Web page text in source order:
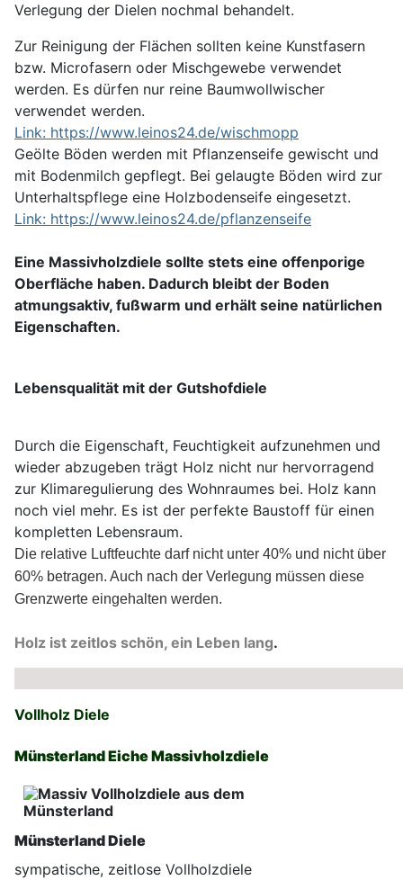
Verlegung der Dielen nochmal behandelt.
Zur Reinigung der Flächen sollten keine Kunstfasern
bzw. Microfasern oder Mischgewebe verwendet
werden. Es dürfen nur reine Baumwollwischer
verwendet werden.
Link: https://www.leinos24.de/wischmopp
Geölte Böden werden mit Pflanzenseife gewischt und
mit Bodenmilch gepflegt. Bei gelaugte Böden wird zur
Unterhaltspflege eine Holzbodenseife eingesetzt.
Link: https://www.leinos24.de/pflanzenseife
Eine Massivholzdiele sollte stets eine offenporige
Oberfläche haben. Dadurch bleibt der Boden
atmungsaktiv, fußwarm und erhält seine natürlichen
Eigenschaften.
Lebensqualität mit der Gutshofdiele
Durch die Eigenschaft, Feuchtigkeit aufzunehmen und
wieder abzugeben trägt Holz nicht nur hervorragend
zur Klimaregulierung des Wohnraumes bei. Holz kann
noch viel mehr. Es ist der perfekte Baustoff für einen
kompletten Lebensraum.
Die relative Luftfeuchte darf nicht unter 40% und nicht über
60% betragen. Auch nach der Verlegung müssen diese
Grenzwerte eingehalten werden.
Holz ist zeitlos schön, ein Leben lang.
Vollholz Diele
Münsterland Eiche Massivholzdiele
Münsterland Diele
sympatische, zeitlose Vollholzdiele